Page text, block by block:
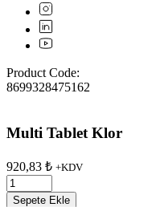
Product Code:
8699328475162
Multi Tablet Klor
920,83 ₺ +KDV
Sepete Ekle